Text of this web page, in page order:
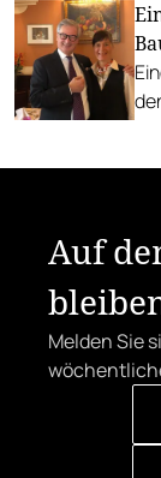
Auf
Melden Sie